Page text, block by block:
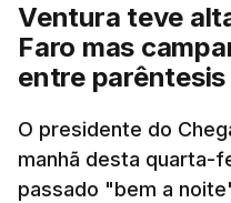
Ventura teve
Faro mas
entre parêntesis
O presidente do
manhã desta quarta-
passado "bem a